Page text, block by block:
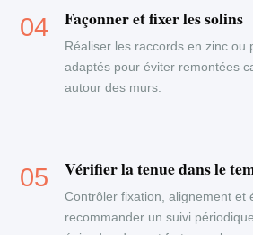
Façonner et fixer les solins
Réaliser les raccords en zinc ou
adaptés pour éviter remontées
autour des murs.
Vérifier la tenue dans le
Contrôler fixation, alignement et
recommander un suivi